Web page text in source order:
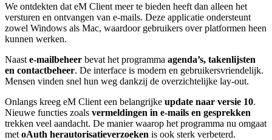
We ontdekten dat eM Client meer te bieden heeft dan alleen het
versturen en ontvangen van e-mails. Deze applicatie ondersteunt
zowel Windows als Mac, waardoor gebruikers over platformen heen
kunnen werken.
Naast e-mailbeheer bevat het programma agenda’s, takenlijsten
en contactbeheer. De interface is modern en gebruikersvriendelijk.
Mensen vinden snel hun weg dankzij de overzichtelijke lay-out.
Onlangs kreeg eM Client een belangrijke update naar versie 10.
Nieuwe functies zoals vermeldingen in e-mails en gesprekken
trekken veel aandacht. De manier waarop het programma nu omgaat
met oAuth herautorisatieverzoeken is ook sterk verbeterd.